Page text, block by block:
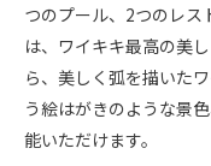
つのプール、2つのレス
は、ワイキキ最高の美
ら、美しく弧を描いた
う絵はがきのような景
能いただけます。